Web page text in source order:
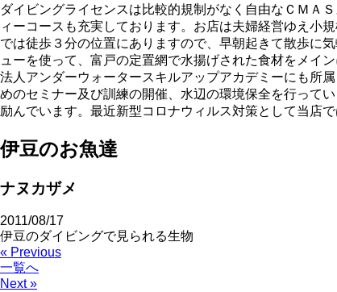
ダイビングライセンスは比較的規制がなく自由なＣＭＡ
ィーコースも充実しております。お店は夫婦経営ゆえ小
では徒歩３分の位置にありますので、早朝起きて散歩に
ューを使って、富戸の定置網で水揚げされた食材をメイ
法人アンダーウォータースキルアップアカデミーにも所
めのセミナー及び訓練の開催、水辺の環境保全を行って
励んでいます。最近新型コロナウィルス対策として当店
伊豆のお魚達
ナヌカザメ
2011/08/17
伊豆のダイビングで見られる生物
« Previous
一覧へ
Next »